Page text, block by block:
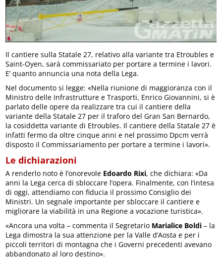
Il cantiere sulla Statale 27, relativo alla variante tra Etroubles e
Saint-Oyen, sarà commissariato per portare a termine i lavori.
E’ quanto annuncia una nota della Lega.
Nel documento si legge: «Nella riunione di maggioranza con il
Ministro delle Infrastrutture e Trasporti, Enrico Giovannini, si è
parlato delle opere da realizzare tra cui il cantiere della
variante della Statale 27 per il traforo del Gran San Bernardo,
la cosiddetta variante di Etroubles. Il cantiere della Statale 27 è
infatti fermo da oltre cinque anni e nel prossimo Dpcm verrà
disposto il Commissariamento per portare a termine i lavori».
Le dichiarazioni
A renderlo noto è l’onorevole Edoardo Rixi, che dichiara: «Da
anni la Lega cerca di sbloccare l’opera. Finalmente, con l’intesa
di oggi, attendiamo con fiducia il prossimo Consiglio dei
Ministri. Un segnale importante per sbloccare il cantiere e
migliorare la viabilità in una Regione a vocazione turistica».
«Ancora una volta – commenta il Segretario Marialice Boldi – la
Lega dimostra la sua attenzione per la Valle d’Aosta e per i
piccoli territori di montagna che i Governi precedenti avevano
abbandonato al loro destino».